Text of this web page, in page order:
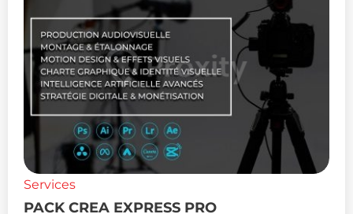
Services
PACK CREA EXPRESS PRO